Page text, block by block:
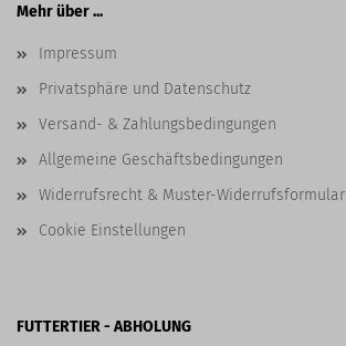
Mehr über ...
Impressum
Privatsphäre und Datenschutz
Versand- & Zahlungsbedingungen
Allgemeine Geschäftsbedingungen
Widerrufsrecht & Muster-Widerrufsformular
Cookie Einstellungen
FUTTERTIER - ABHOLUNG